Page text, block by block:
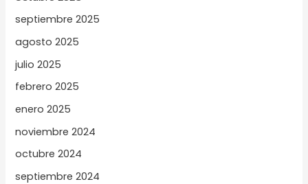
septiembre 2025
agosto 2025
julio 2025
febrero 2025
enero 2025
noviembre 2024
octubre 2024
septiembre 2024